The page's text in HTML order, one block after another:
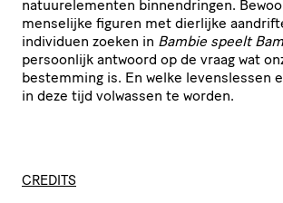
natuurelementen binnendringen.
menselijke figuren met dierlijke
individuen zoeken in Bambie speelt
persoonlijk antwoord op de vraag wat
bestemming is. En welke levenslessen
in deze tijd volwassen te worden.
CREDITS